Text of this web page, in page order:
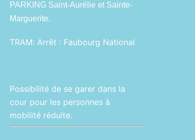
PARKING Saint-Aurélie et Sainte-
Marguerite.
TRAM: Arrêt : Faubourg National
Possibilité de se garer dans la
cour pour les personnes à
mobilité réduite.